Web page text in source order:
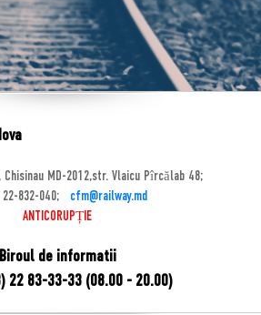
Chisinau MD-2012,str. Vlaicu Pîrcălab 48;
22-832-040;
cfm@railway.md
ANTICORUPȚIE
Biroul de informatii
83-33-33 (08.00 - 20.00)